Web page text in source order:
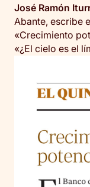
José Ramón
Abante, escribe
«Crecimiento
«¿El cielo es el